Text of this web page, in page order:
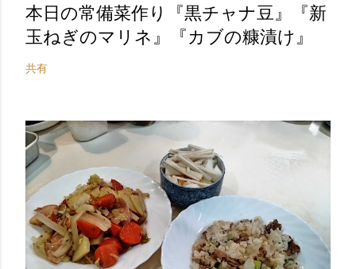
本日の常備菜作り『黒チャナ豆』『新
玉ねぎのマリネ』『カブの糠漬け』
共有